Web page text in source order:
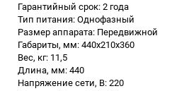
Гарантийный срок: 2 года
Тип питания: Однофазный
Размер аппарата: Передвижной
Габариты, мм: 440х210х360
Вес, кг: 11,5
Длина, мм: 440
Напряжение сети, В: 220